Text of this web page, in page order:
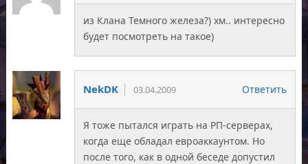
из Клана Темного железа?) хм.. интересно
будет посмотреть на такое)
NekDK 03.04.2009 Ответить
Я тоже пытался играть на РП-серверах,
когда еще обладал евроаккаунтом. Но
после того, как в одной беседе допустил